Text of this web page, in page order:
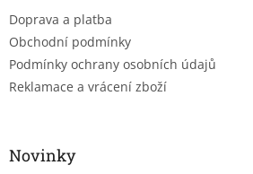
Doprava a platba
Obchodní podmínky
Podmínky ochrany osobních údajů
Reklamace a vrácení zboží
Novinky